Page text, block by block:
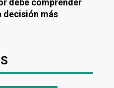
debe comprender
decisión más